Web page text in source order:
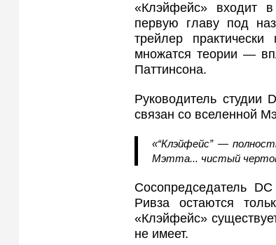
«Клэйфейс» входит
первую главу под
трейлер
множатся теории —
Паттинсона.
Руководитель
связан со вселенной
«“Клэйфейс” —
Мэтта... чистый чертов
Сосопредседатель
Ривза остаются
«Клэйфейс»
не имеет.